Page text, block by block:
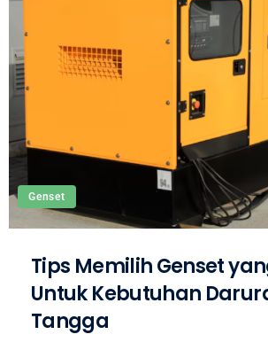
Genset
Tips Memilih Genset
Untuk Kebutuhan
Tangga